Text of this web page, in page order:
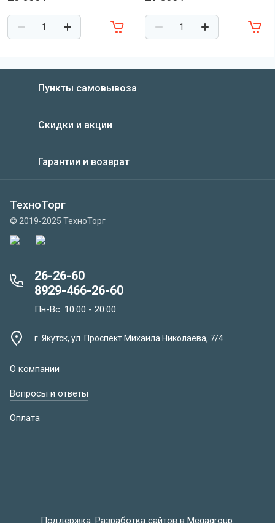
Пункты самовывоза
Скидки и акции
Гарантии и возврат
ТехноТорг
© 2019-2025 ТехноТорг
26-26-60
8929-466-26-60
Пн-Вс: 10:00 - 20:00
г. Якутск, ул. Проспект Михаила Николаева, 7/4
О компании
Вопросы и ответы
Оплата
Поддержка. Разработка сайтов в Megagroup.